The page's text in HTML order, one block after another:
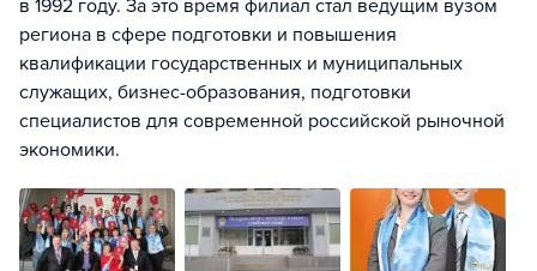
в 1992 году. За это время филиал стал ведущим вузом
региона в сфере подготовки и повышения
квалификации государственных и муниципальных
служащих, бизнес-образования, подготовки
специалистов для современной российской рыночной
экономики.